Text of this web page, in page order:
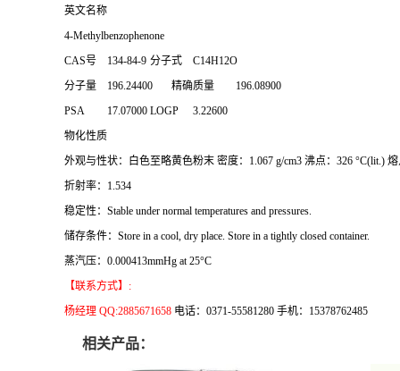
英文名称
4-Methylbenzophenone
CAS号
134-84-9 分子式
C14H12O
分子量
196.24400 精确质量
196.08900
PSA
17.07000 LOGP
3.22600
物化性质
外观与性状：白色至略黄色粉末 密度：1.067 g/cm3 沸点：326 °C(lit.)
折射率：1.534
稳定性：Stable under normal temperatures and pressures.
储存条件：Store in a cool, dry place. Store in a tightly closed container.
蒸汽压：0.000413mmHg at 25°C
【联系方式】:
杨经理 QQ:2885671658 电话：0371-55581280 手机：15378762485
相关产品：